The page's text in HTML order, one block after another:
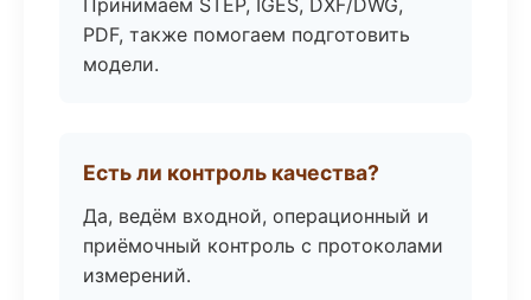
Принимаем STEP, IGES, DXF/DWG,
PDF, также помогаем подготовить
модели.
Есть ли контроль качества?
Да, ведём входной, операционный и
приёмочный контроль с протоколами
измерений.